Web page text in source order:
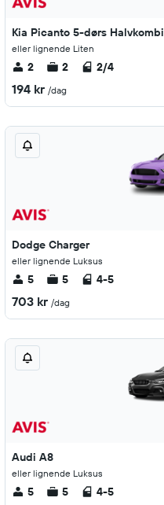
Kia Picanto 5-dørs Halvkombi
eller lignende Liten
2 2 2/4
194 kr /dag
Dodge Charger
eller lignende Luksus
5 5 4-5
703 kr /dag
Audi A8
eller lignende Luksus
5 5 4-5